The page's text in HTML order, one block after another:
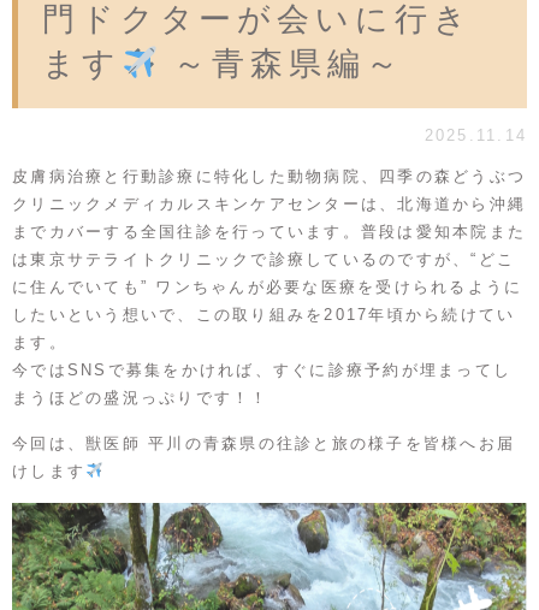
門ドクターが会いに行き
ます
～青森県編～
2025.11.14
皮膚病治療と行動診療に特化した動物病院、四季の森どうぶつ
クリニックメディカルスキンケアセンターは、北海道から沖縄
までカバーする全国往診を行っています。普段は愛知本院また
は東京サテライトクリニックで診療しているのですが、“どこ
に住んでいても” ワンちゃんが必要な医療を受けられるように
したいという想いで、この取り組みを2017年頃から続けてい
ます。
今ではSNSで募集をかければ、すぐに診療予約が埋まってし
まうほどの盛況っぷりです！！
今回は、獣医師 平川の青森県の往診と旅の様子を皆様へお届
けします